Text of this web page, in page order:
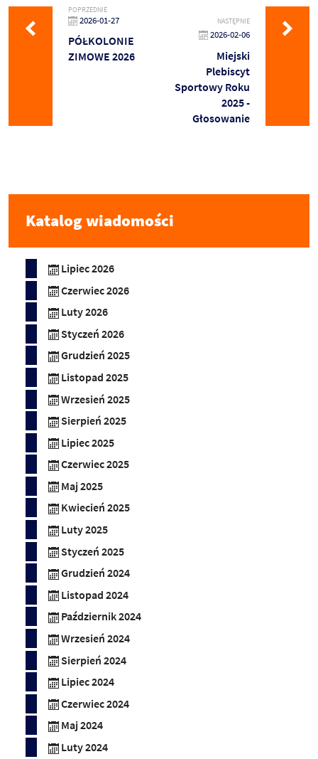
POPRZEDNIE
2026-01-27
PÓŁKOLONIE
ZIMOWE 2026
NASTĘPNIE
2026-02-06
Miejski
Plebiscyt
Sportowy Roku
2025 -
Głosowanie
Katalog wiadomości
Lipiec 2026
Czerwiec 2026
Luty 2026
Styczeń 2026
Grudzień 2025
Listopad 2025
Wrzesień 2025
Sierpień 2025
Lipiec 2025
Czerwiec 2025
Maj 2025
Kwiecień 2025
Luty 2025
Styczeń 2025
Grudzień 2024
Listopad 2024
Październik 2024
Wrzesień 2024
Sierpień 2024
Lipiec 2024
Czerwiec 2024
Maj 2024
Luty 2024